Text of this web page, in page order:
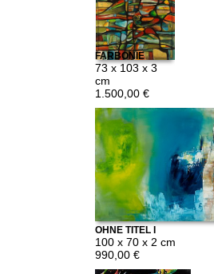
FARBONIE
73 x 103 x 3
cm
1.500,00 €
OHNE TITEL I
100 x 70 x 2 cm
990,00 €